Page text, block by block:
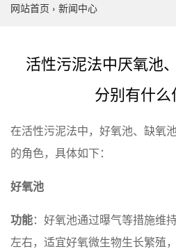
网站首页 › 新闻中心
活性污泥法中厌氧池
分别有什么
在活性污泥法中，好氧池、缺氧
的角色，具体如下：
好氧池
功能：好氧池通过曝气等措施维
左右，适宜好氧微生物生长繁殖